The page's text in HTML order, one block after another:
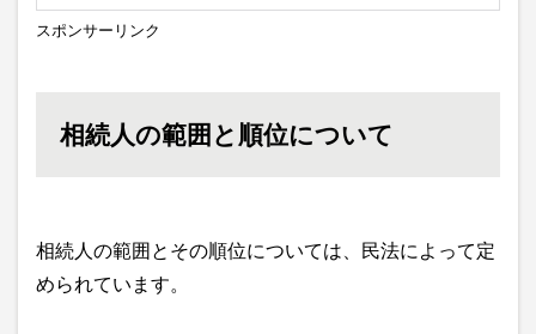
スポンサーリンク
相続人の範囲と順位について
相続人の範囲とその順位については、民法によって定
められています。